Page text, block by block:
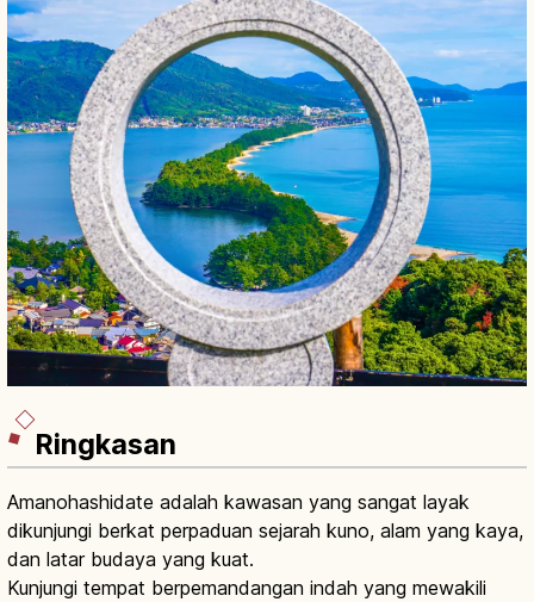
Ringkasan
Amanohashidate adalah kawasan yang sangat layak
dikunjungi berkat perpaduan sejarah kuno, alam yang kaya,
dan latar budaya yang kuat.
Kunjungi tempat berpemandangan indah yang mewakili